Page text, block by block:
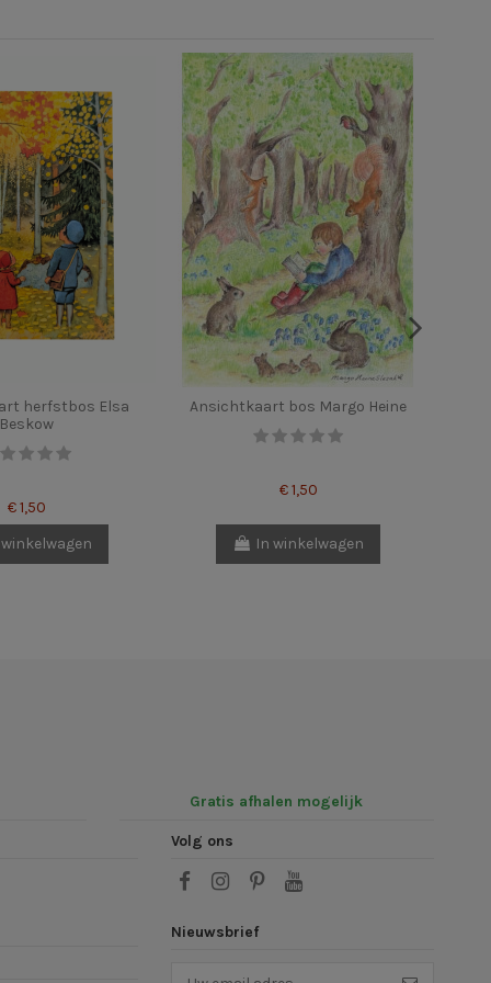
herfstbos Elsa
Beskow
€ 1,50
Ansichtkaart bos Margo Heine
€ 1,50
In winkelwagen
Gratis afhalen mogelijk
Volg ons
Nieuwsbrief